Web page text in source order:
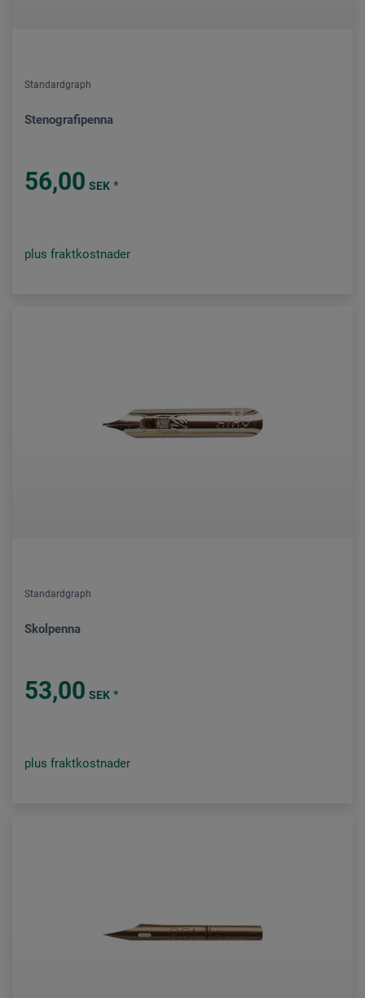
Standardgraph
Stenografipenna
56,00 SEK *
plus fraktkostnader
Standardgraph
Skolpenna
53,00 SEK *
plus fraktkostnader